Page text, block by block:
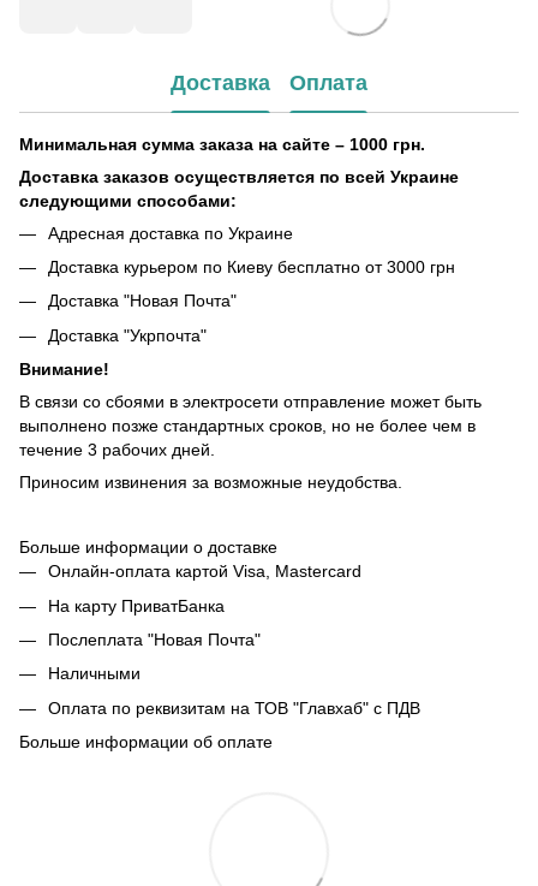
Доставка Оплата
Минимальная сумма заказа на сайте – 1000 грн.
Доставка заказов осуществляется по всей Украине
следующими способами:
Адресная доставка по Украине
Доставка курьером по Киеву бесплатно от 3000 грн
Доставка "Новая Почта"
Доставка "Укрпочта"
Внимание!
В связи со сбоями в электросети отправление может быть
выполнено позже стандартных сроков, но не более чем в
течение 3 рабочих дней.
Приносим извинения за возможные неудобства.
Больше информации о доставке
Онлайн-оплата картой Visa, Mastercard
На карту ПриватБанка
Послеплата "Новая Почта"
Наличными
Оплата по реквизитам на ТОВ "Главхаб" с ПДВ
Больше информации об оплате